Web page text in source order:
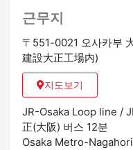
근무지
〒551-0021 오사카부
建設大正工場内)
지도보기
JR-Osaka Loop line /
正(大阪) 버스 12분
Osaka Metro-